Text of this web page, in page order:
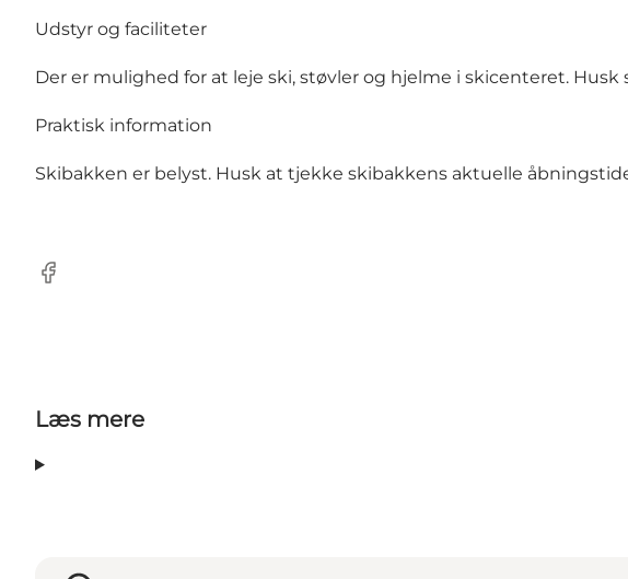
Udstyr og faciliteter
Der er mulighed for at leje ski, støvler og hjelme i skicenteret.
Praktisk information
Skibakken er belyst. Husk at tjekke skibakkens aktuelle
Facebook
Læs mere